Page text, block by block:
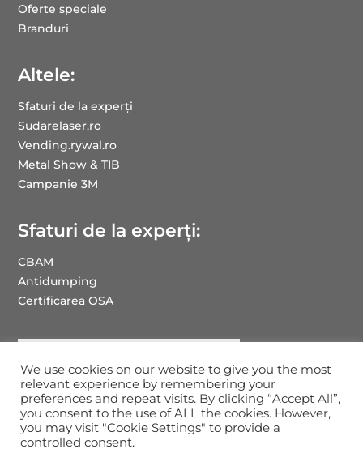
Oferte speciale
Branduri
Altele:
Sfaturi de la experți
Sudarelaser.ro
Vending.rywal.ro
Metal Show & TIB
Campanie 3M
Sfaturi de la experți:
CBAM
Antidumping
Certificarea OSA
Drepturi de autor RYWAL-RHC ROMANIA: 2025
We use cookies on our website to give you the most
relevant experience by remembering your
preferences and repeat visits. By clicking “Accept All”,
you consent to the use of ALL the cookies. However,
you may visit "Cookie Settings" to provide a
controlled consent.